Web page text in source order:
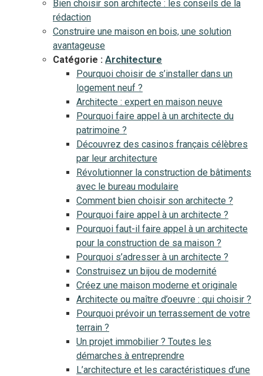
Bien choisir son architecte : les conseils de la
rédaction
Construire une maison en bois, une solution
avantageuse
Catégorie : Architecture
Pourquoi choisir de s’installer dans un
logement neuf ?
Architecte : expert en maison neuve
Pourquoi faire appel à un architecte du
patrimoine ?
Découvrez des casinos français célèbres
par leur architecture
Révolutionner la construction de bâtiments
avec le bureau modulaire
Comment bien choisir son architecte ?
Pourquoi faire appel à un architecte ?
Pourquoi faut-il faire appel à un architecte
pour la construction de sa maison ?
Pourquoi s’adresser à un architecte ?
Construisez un bijou de modernité
Créez une maison moderne et originale
Architecte ou maître d’oeuvre : qui choisir ?
Pourquoi prévoir un terrassement de votre
terrain ?
Un projet immobilier ? Toutes les
démarches à entreprendre
L’architecture et les caractéristiques d’une